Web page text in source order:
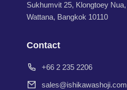
Sukhumvit 25, Klongtoey Nua,
Wattana, Bangkok 10110
Contact
+66 2 235 2206
sales@ishikawashoji.com